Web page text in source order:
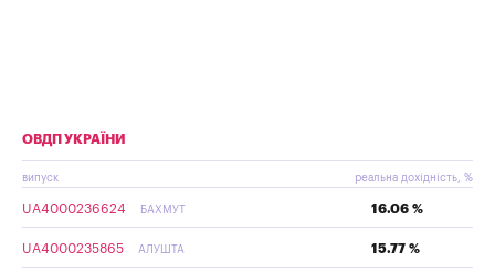
ОВДП УКРАЇНИ
випуск реальна дохідність, %
UA4000236624 БАХМУТ 16.06 %
UA4000235865 АЛУШТА 15.77 %